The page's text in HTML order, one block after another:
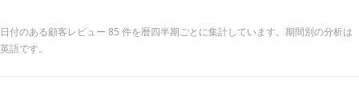
日付のある顧客レビュー 85 件を暦四半期ごとに集計しています。期間別の分析は
英語です。